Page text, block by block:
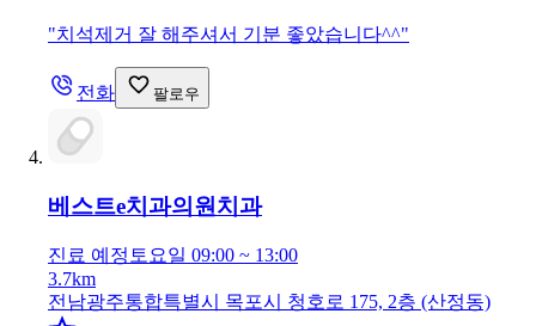
"치석제거 잘 해주셔서 기분 좋았습니다^^"
전화 팔로우
베스트e치과의원 치과
진료 예정토요일 09:00 ~ 13:00
3.7km
전남광주통합특별시 목포시 청호로 175, 2층 (산정동)